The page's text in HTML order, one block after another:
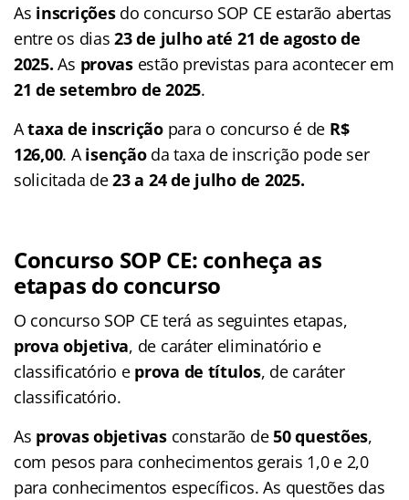
As inscrições do concurso SOP CE estarão abertas
entre os dias23 de julho até 21 de agosto de
2025. As provasestão previstas para acontecer em
21 de setembro de 2025.
Ataxa de inscriçãopara o concurso é de R$
126,00. A isenção da taxa de inscrição pode ser
solicitada de23 a 24 de julho de 2025.
Concurso SOP CE: conheça as
etapas do concurso
O concurso SOP CE terá as seguintes etapas,
prova objetiva, de caráter eliminatório e
classificatório e prova de títulos, de caráter
classificatório.
As provas objetivasconstarão de50 questões,
com pesos para conhecimentos gerais 1,0 e 2,0
para conhecimentos específicos. As questões das